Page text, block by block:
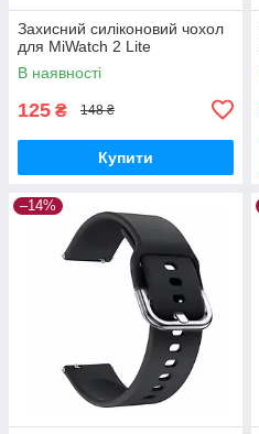
Захисний силіконовий чохол
для MiWatch 2 Lite
В наявності
125 ₴ 148 ₴
Купити
–14%